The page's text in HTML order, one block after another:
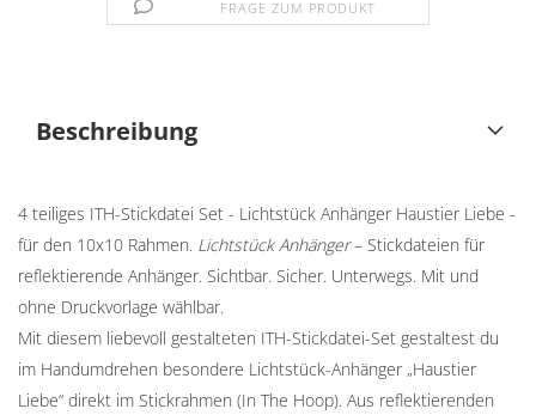
FRAGE ZUM PRODUKT
Beschreibung
4 teiliges ITH-Stickdatei Set - Lichtstück Anhänger Haustier Liebe -
für den 10x10 Rahmen. Lichtstück Anhänger– Stickdateien für
reflektierende Anhänger. Sichtbar. Sicher. Unterwegs. Mit und
ohne Druckvorlage wählbar.
Mit diesem liebevoll gestalteten ITH-Stickdatei-Set gestaltest du
im Handumdrehen besondere Lichtstück-Anhänger „Haustier
Liebe“ direkt im Stickrahmen (In The Hoop). Aus reflektierenden